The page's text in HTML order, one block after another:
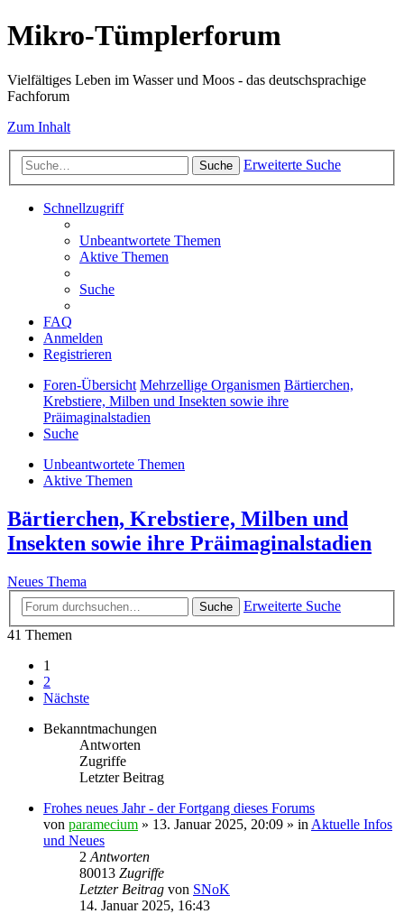
Mikro-Tümplerforum
Vielfältiges Leben im Wasser und Moos - das deutschsprachige
Fachforum
Zum Inhalt
Suche Erweiterte Suche
Schnellzugriff
Unbeantwortete Themen
Aktive Themen
Suche
FAQ
Anmelden
Registrieren
Foren-Übersicht Mehrzellige Organismen Bärtierchen,
Krebstiere, Milben und Insekten sowie ihre
Präimaginalstadien
Suche
Unbeantwortete Themen
Aktive Themen
Bärtierchen, Krebstiere, Milben und
Insekten sowie ihre Präimaginalstadien
Neues Thema
Suche
Erweiterte Suche
41 Themen
1
2
Nächste
Bekanntmachungen
Antworten
Zugriffe
Letzter Beitrag
Frohes neues Jahr - der Fortgang dieses Forums
von paramecium » 13. Januar 2025, 20:09 » in Aktuelle Infos
und Neues
2 Antworten
80013 Zugriffe
Letzter Beitrag von SNoK
14. Januar 2025, 16:43